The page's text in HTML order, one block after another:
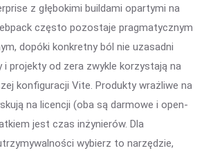
z głębokimi buildami opartymi na
często pozostaje pragmatycznym
dopóki konkretny ból nie uzasadni
i projekty od zera zwykle korzystają na
konfiguracji Vite. Produkty wrażliwe na
na licencji (oba są darmowe i open-
jest czas inżynierów. Dla
wybierz to narzędzie,